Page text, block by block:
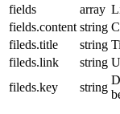
fields
array
fields.content string
fileds.title
string
fileds.link
string
fileds.key
string